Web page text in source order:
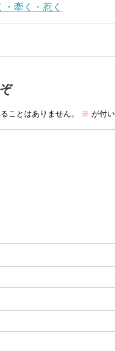
牽く・惹く
ことはありません。 ※ が付